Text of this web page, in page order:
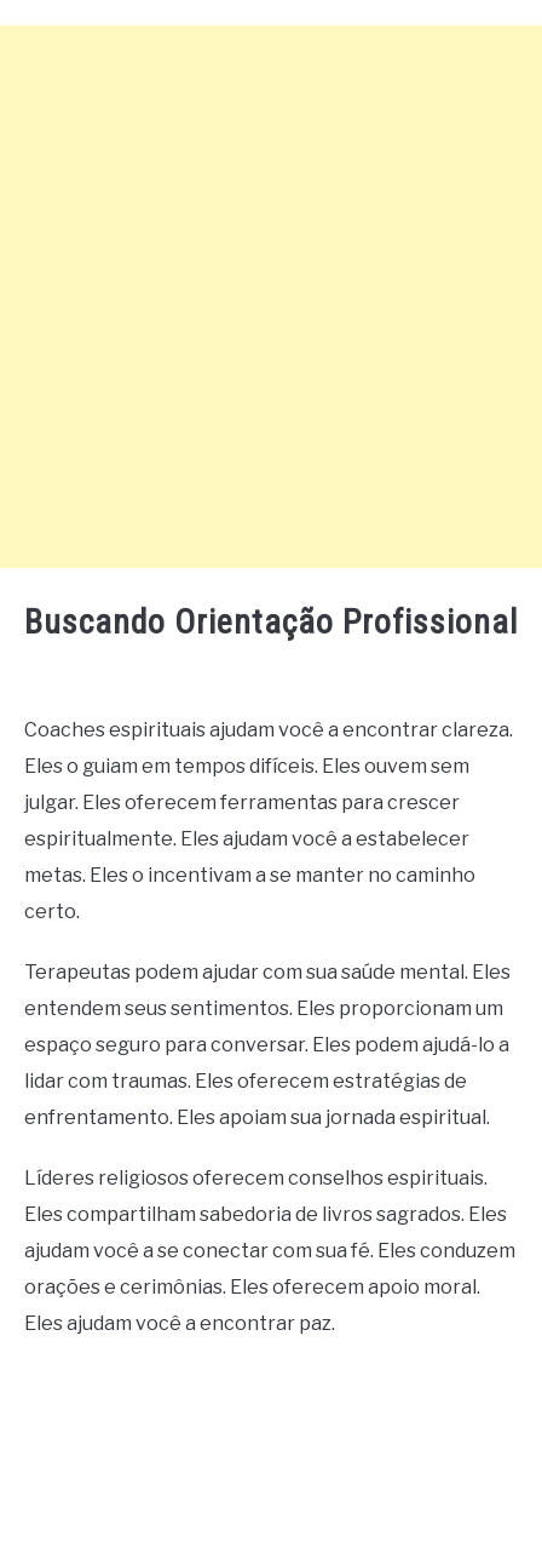
Buscando Orientação Profissional
Coaches espirituais ajudam você a encontrar clareza.
Eles o guiam em tempos difíceis. Eles ouvem sem
julgar. Eles oferecem ferramentas para crescer
espiritualmente. Eles ajudam você a estabelecer
metas. Eles o incentivam a se manter no caminho
certo.
Terapeutas podem ajudar com sua saúde mental. Eles
entendem seus sentimentos. Eles proporcionam um
espaço seguro para conversar. Eles podem ajudá-lo a
lidar com traumas. Eles oferecem estratégias de
enfrentamento. Eles apoiam sua jornada espiritual.
Líderes religiosos oferecem conselhos espirituais.
Eles compartilham sabedoria de livros sagrados. Eles
ajudam você a se conectar com sua fé. Eles conduzem
orações e cerimônias. Eles oferecem apoio moral.
Eles ajudam você a encontrar paz.